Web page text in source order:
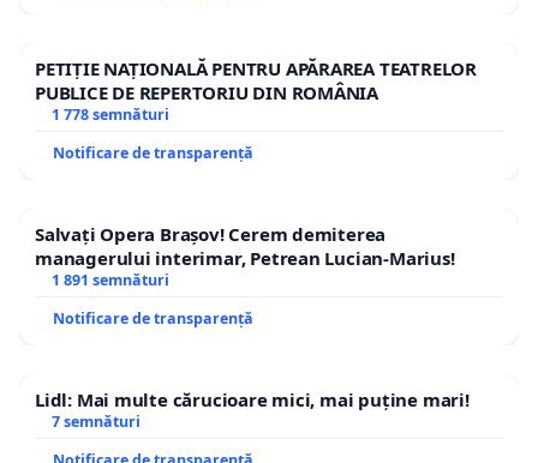
PETIȚIE NAȚIONALĂ PENTRU APĂRAREA TEATRELOR
PUBLICE DE REPERTORIU DIN ROMÂNIA
1 778 semnături
Notificare de transparență
Salvați Opera Brașov! Cerem demiterea
managerului interimar, Petrean Lucian-Marius!
1 891 semnături
Notificare de transparență
Lidl: Mai multe cărucioare mici, mai puține mari!
7 semnături